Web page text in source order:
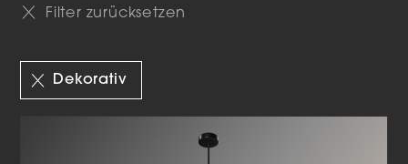
Filter zurücksetzen
Auswahl
Dekorativ